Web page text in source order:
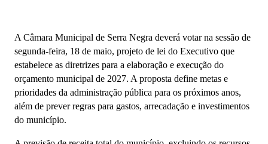
A Câmara Municipal de Serra Negra deverá votar na sessão de
segunda-feira, 18 de maio, projeto de lei do Executivo que
estabelece as diretrizes para a elaboração e execução do
orçamento municipal de 2027. A proposta define metas e
prioridades da administração pública para os próximos anos,
além de prever regras para gastos, arrecadação e investimentos
do município.